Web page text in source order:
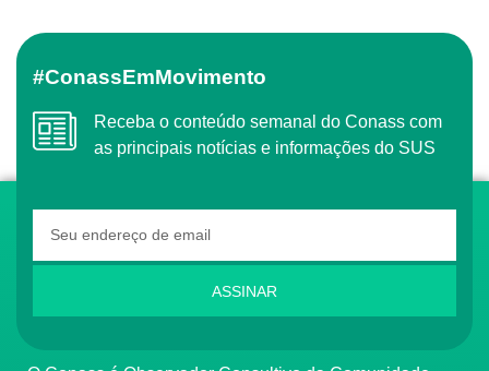
#ConassEmMovimento
Receba o conteúdo semanal do Conass com
as principais notícias e informações do SUS
ASSINAR